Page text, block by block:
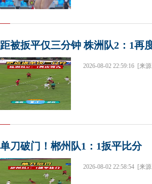
距被扳平仅三分钟 株洲队2：1再
2026-08-02 22:59:16 [来
单刀破门！郴州队1：1扳平比分
2026-08-02 22:58:54 [来